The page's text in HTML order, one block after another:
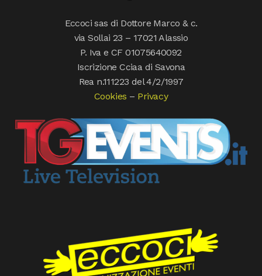
Eccoci sas di Dottore Marco & c.
via Sollai 23 – 17021 Alassio
P. Iva e CF 01075640092
Iscrizione Cciaa di Savona
Rea n.111223 del 4/2/1997
Cookies – Privacy